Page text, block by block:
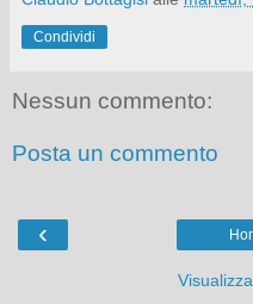
Condividi
Nessun commento:
Posta un commento
‹